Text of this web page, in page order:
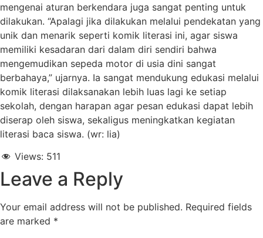
mengenai aturan berkendara juga sangat penting untuk
dilakukan. “Apalagi jika dilakukan melalui pendekatan yang
unik dan menarik seperti komik literasi ini, agar siswa
memiliki kesadaran dari dalam diri sendiri bahwa
mengemudikan sepeda motor di usia dini sangat
berbahaya,” ujarnya. Ia sangat mendukung edukasi melalui
komik literasi dilaksanakan lebih luas lagi ke setiap
sekolah, dengan harapan agar pesan edukasi dapat lebih
diserap oleh siswa, sekaligus meningkatkan kegiatan
literasi baca siswa. (wr: lia)
Views: 511
Leave a Reply
Your email address will not be published. Required fields
are marked *